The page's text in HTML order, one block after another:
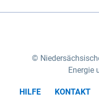
Energie
HILFE KONTAKT